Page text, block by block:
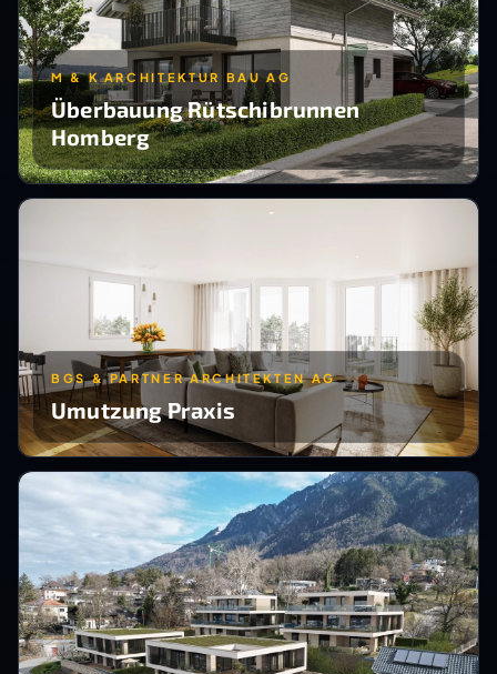
M & K ARCHITEKTUR BAU AG
Überbauung Rütschibrunnen
Homberg
BGS & PARTNER ARCHITEKTEN AG
Umutzung Praxis